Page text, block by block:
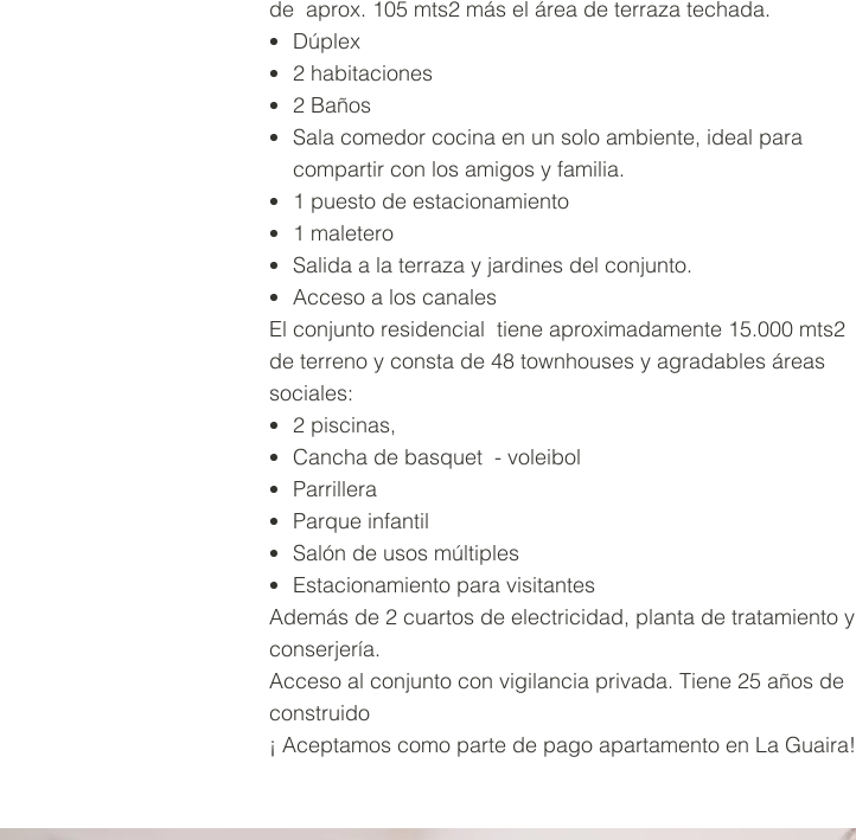
de aprox. 105 mts2 más el área de terraza techada.
Dúplex
2 habitaciones
2 Baños
Sala comedor cocina en un solo ambiente, ideal para
compartir con los amigos y familia.
1 puesto de estacionamiento
1 maletero
Salida a la terraza y jardines del conjunto.
Acceso a los canales
El conjunto residencial tiene aproximadamente 15.000 mts2
de terreno y consta de 48 townhouses y agradables áreas
sociales:
2 piscinas,
Cancha de basquet - voleibol
Parrillera
Parque infantil
Salón de usos múltiples
Estacionamiento para visitantes
Además de 2 cuartos de electricidad, planta de tratamiento y
conserjería.
Acceso al conjunto con vigilancia privada. Tiene 25 años de
construido
¡ Aceptamos como parte de pago apartamento en La Guaira!